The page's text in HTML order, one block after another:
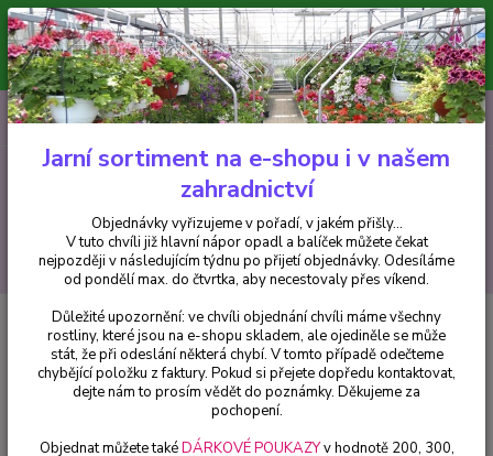
Minimální hodnota pro odeslání z e-shopu je 300 Kč.
V tuto chvíli již hlavní nápor objednávek opadl a balíček můžete čekat
nejpozději v následujícím týdnu po přijetí objednávky. Objednávky
vyřizujeme v pořadí, v jakém přišly...
CZK
Hledat
+420 602 223 614 0ks
za0 Kč
Balkónové rostliny Ostatní
Campanula Addenda (Zvonek
převislý) - cena za kus v 3-kusovém balení
Campanula Addenda (Zvonek
převislý) - cena za kus v 3-
Jarní sortiment na e-shopu i v našem
zahradnictví
Objednávky vyřizujeme v pořadí, v jakém přišly...
V tuto chvíli již hlavní nápor opadl a balíček můžete čekat
nejpozději v následujícím týdnu po přijetí objednávky. Odesíláme
od pondělí max. do čtvrtka, aby necestovaly přes víkend.
Důležité upozornění: ve chvíli objednání chvíli máme všechny
rostliny, které jsou na e-shopu skladem, ale ojediněle se může
stát, že při odeslání některá chybí. V tomto případě odečteme
chybějící položku z faktury. Pokud si přejete dopředu kontaktovat,
dejte nám to prosím vědět do poznámky. Děkujeme za
pochopení.
Objednat můžete takéDÁRKOVÉ POUKAZYv hodnotě 200, 300,